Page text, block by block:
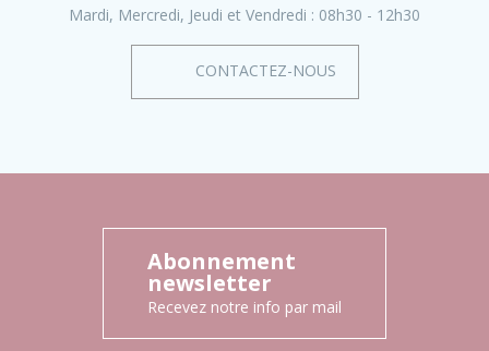
Mardi, Mercredi, Jeudi et Vendredi : 08h30 - 12h30
CONTACTEZ-NOUS
Abonnement
newsletter
Recevez notre info par mail